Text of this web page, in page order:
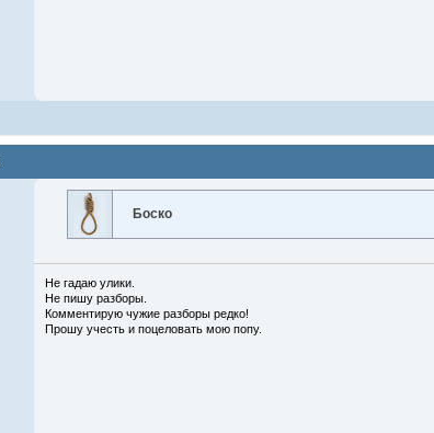
Боско
Не гадаю улики.
Не пишу разборы.
Комментирую чужие разборы редко!
Прошу учесть и поцеловать мою попу.